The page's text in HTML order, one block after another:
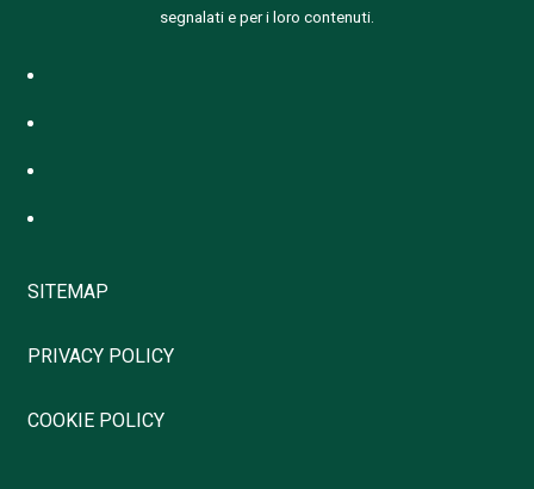
segnalati e per i loro contenuti.
SITEMAP
PRIVACY POLICY
COOKIE POLICY